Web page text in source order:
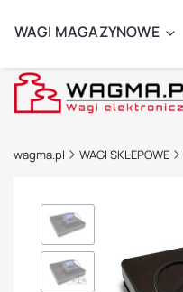
WAGI MAGAZYNOWE
wagma.pl WAGI SKLEPOWE